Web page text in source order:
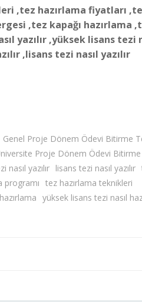
,tez hazırlama fiyatları
,tez kapağı hazırlama
yazılır ,yüksek lisans tezi
,lisans tezi nasıl yazılır
Genel Proje Dönem Ödevi Bitirme
Proje Dönem Ödevi
nasıl yazılır lisans tezi nasıl yazılır
programı tez hazırlama teknikleri
yüksek lisans tezi nasıl